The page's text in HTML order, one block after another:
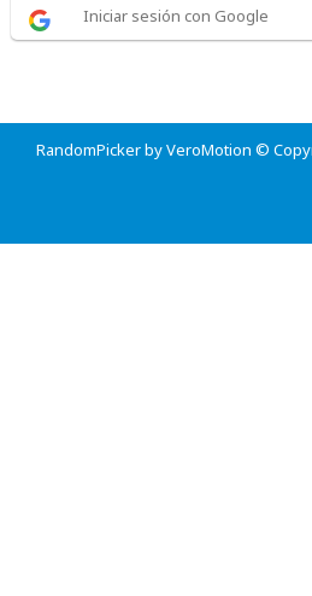
Iniciar sesión con Google
RandomPicker by VeroMotion ©